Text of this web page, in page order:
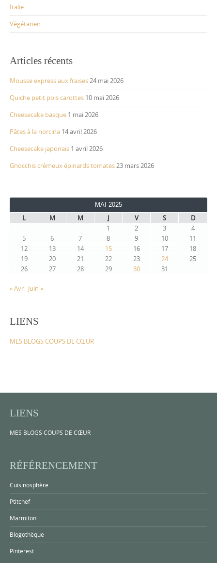
Italie
Végétarien
Articles récents
Mousse express aux fraises 24 mai 2026
Quiche petit pois carottes 10 mai 2026
Cheesecake basque 1 mai 2026
Pâtes à la norcina 14 avril 2026
Cheesecake japonais 1 avril 2026
Gnocchis crémeux épinards tomates 23 mars 2026
MAI 2025
L M M J V S
D
1
2 3
4
5
6 7 8 9 10
11
12
13 14 15 16 17
18
19
20 21 22 23 24
25
26
27 28 29 30 31
« Avr Juin »
LIENS
MES BLOGS COUPS DE CŒUR
LIENS
MES BLOGS COUPS DE CŒUR
RÉFÉRENCEMENT
Cuisinosphère
Ptitchef
Marmiton
Blogothèque
Pinterest